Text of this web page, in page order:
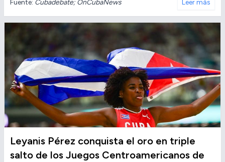
Fuente: Cubadebate; OnCubaNews Leer más
Leyanis Pérez conquista el oro en triple
salto de los Juegos Centroamericanos de